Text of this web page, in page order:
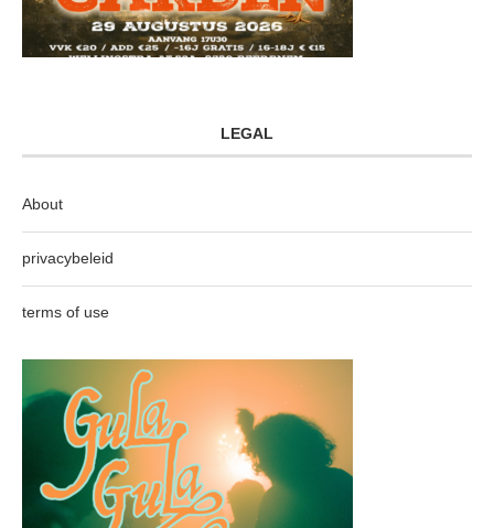
LEGAL
About
privacybeleid
terms of use